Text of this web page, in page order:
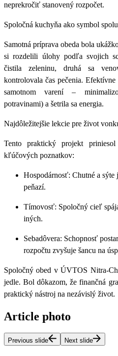
neprekročiť stanovený rozpočet.
Spoločná kuchyňa ako symbol
Samotná príprava obeda bola
si rozdelili úlohy podľa svojich
čistila zeleninu, druhá sa
kontrolovala čas pečenia.
samotnom varení –
potravinami) a šetrila sa energia.
Najdôležitejšie lekcie pre život
Tento praktický projekt
kľúčových poznatkov:
Hospodárnosť: Chutné a sýte
peňazí.
Tímovosť: Spoločný cieľ
iných.
Sebadôvera: Schopnosť
rozpočtu zvyšuje šancu na
Spoločný obed v ÚVTOS Nitra-
jedle. Bol dôkazom, že finančná
praktický nástroj na nezávislý život.
Article photo
Previous slide Next slide